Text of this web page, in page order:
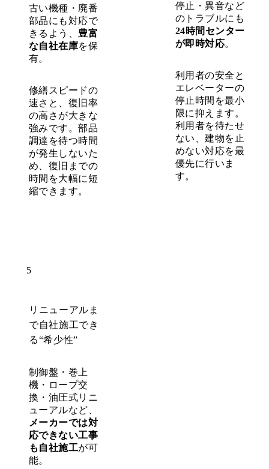
古い機種・廃番
部品にも対応で
きるよう、 豊富
な自社在庫を保
有。
修繕スピードの
速さと、復旧率
の高さが大きな
強みです。部品
調達を待つ時間
が発生しないた
め、復旧までの
時間を大幅に短
縮できます。
停止・異音など
のトラブルにも
24時間センター
が即時対応。
利用者の安全と
エレベーターの
停止時間を最小
限に抑えます。
利用者を待たせ
ない、建物を止
めない対応を最
優先に行いま
す。
5
リニューアルま
で自社施工でき
る“希少性”
制御盤・巻上
機・ロープ交
換・油圧式リニ
ューアルなど、
メーカーでは対
応できない工事
も自社施工が可
能。